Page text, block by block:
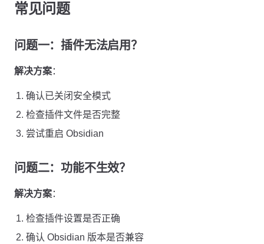
常见问题
问题一：插件无法启用？
解决方案：
确认已关闭安全模式
检查插件文件是否完整
尝试重启 Obsidian
问题二：功能不生效？
解决方案：
检查插件设置是否正确
确认 Obsidian 版本是否兼容